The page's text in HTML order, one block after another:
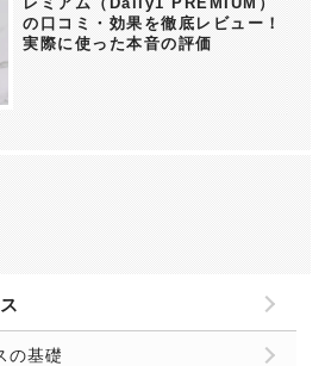
の口コミ・効果を徹底レビュー！
実際に使った本音の評価
の基礎